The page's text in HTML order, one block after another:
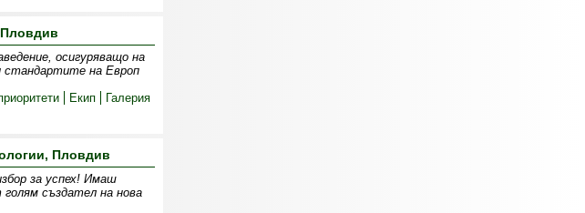
осигуряващо на
стандартите на Европ
Екип Галерия
Пловдив
за успех! Имаш
създател на нова